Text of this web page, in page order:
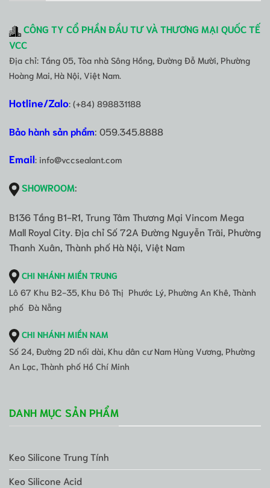
CÔNG TY CỔ PHẦN ĐẦU TƯ VÀ THƯƠNG MẠI QUỐC TẾ
VCC
Địa chỉ: Tầng 05, Tòa nhà Sông Hồng, Đường Đỗ Mười, Phường
Hoàng Mai, Hà Nội, Việt Nam.
Hotline/Zalo: (+84) 898831188
Bảo hành sản phẩm: 059.345.8888
Email: info@vccsealant.com
SHOWROOM:
B136 Tầng B1-R1, Trung Tâm Thương Mại Vincom Mega
Mall Royal City. Địa chỉ Số 72A Đường Nguyễn Trãi, Phường
Thanh Xuân, Thành phố Hà Nội, Việt Nam
CHI NHÁNH MIỀN TRUNG
Lô 67 Khu B2-35, Khu Đô Thị Phước Lý, Phường An Khê, Thành
phố Đà Nẵng
CHI NHÁNH MIỀN NAM
Số 24, Đường 2D nối dài, Khu dân cư Nam Hùng Vương, Phường
An Lạc, Thành phố Hồ Chí Minh
DANH MỤC SẢN PHẨM
Keo Silicone Trung Tính
Keo Silicone Acid